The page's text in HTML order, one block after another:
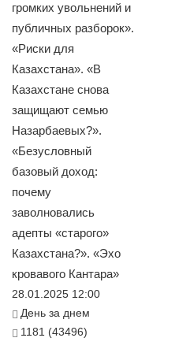
громких увольнений и
публичных разборок».
«Риски для
Казахстана». «В
Казахстане снова
защищают семью
Назарбаевых?».
«Безусловный
базовый доход:
почему
заволновались
адепты «старого»
Казахстана?». «Эхо
кровавого Кантара»
28.01.2025 12:00
День за днем
1181 (43496)